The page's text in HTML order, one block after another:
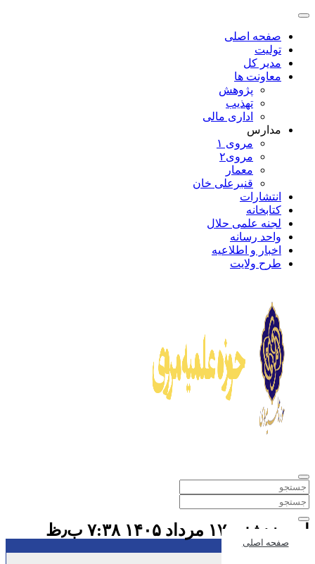
صفحه اصلی
تولیت
مدیر کل
معاونت ها
پژوهش
تهذیب
اداری مالی
مدارس
مروی ۱
مروی۲
معمار
قنبرعلی خان
انتشارات
کتابخانه
لجنه علمی حلال
واحد رسانه
اخبار و اطلاعیه
طرح ولایت
صفحه اصلی
امروز:شنبه ۱۷ مرداد ۱۴۰۵ ۷:۳۸ ب٫ظ
تازه ترین اخبار :